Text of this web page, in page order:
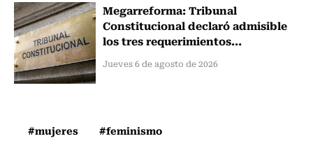
Megarreforma: Tribunal
Constitucional declaró admisible
los tres requerimientos...
Jueves 6 de agosto de 2026
#mujeres #feminismo